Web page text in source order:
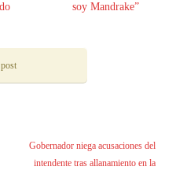
soy Mandrake”
Gobernador niega acusaciones del
intendente tras allanamiento en la